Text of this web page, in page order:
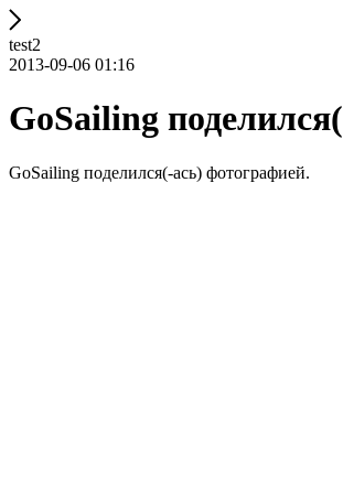
test2
2013-09-06 01:16
GoSailing
GoSailing поделился(-ась) фотографией.